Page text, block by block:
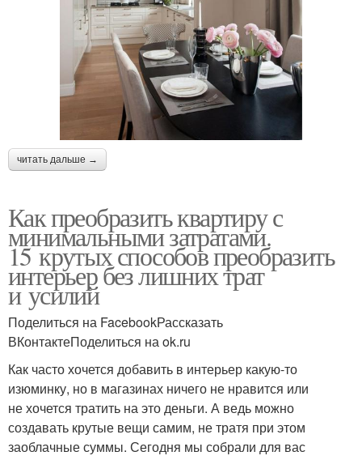
читать дальше →
Как преобразить квартиру с
минимальными затратами.
15 крутых способов преобразить
интерьер без лишних трат
и усилий
Поделиться на FacebookРассказать
ВКонтактеПоделиться на ok.ru
Как часто хочется добавить в интерьер какую-то
изюминку, но в магазинах ничего не нравится или
не хочется тратить на это деньги. А ведь можно
создавать крутые вещи самим, не тратя при этом
заоблачные суммы. Сегодня мы собрали для вас